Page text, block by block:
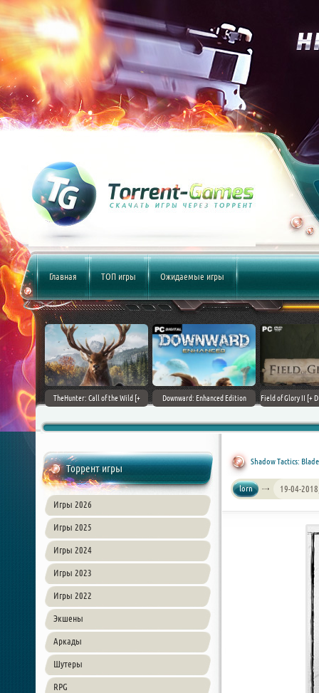
Главная ТОП игры Ожидаемые игры
(2017)
TheHunter: Call of the Wild [+
Downward: Enhanced Edition
Field of Glory II [+
Торрент игры
Игры 2026
Игры 2025
Игры 2024
Игры 2023
Игры 2022
Экшены
Аркады
Шутеры
RPG
Shadow Tactics:
lorn 19-04-